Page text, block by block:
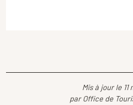
Mis à jour le 11
par Office de